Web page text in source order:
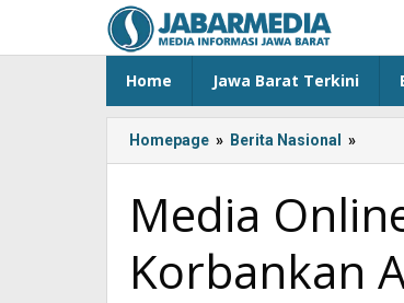
content
Home Jawa Barat Terkini
Homepage » Berita Nasional »
Online
dan
Media
Korbankan